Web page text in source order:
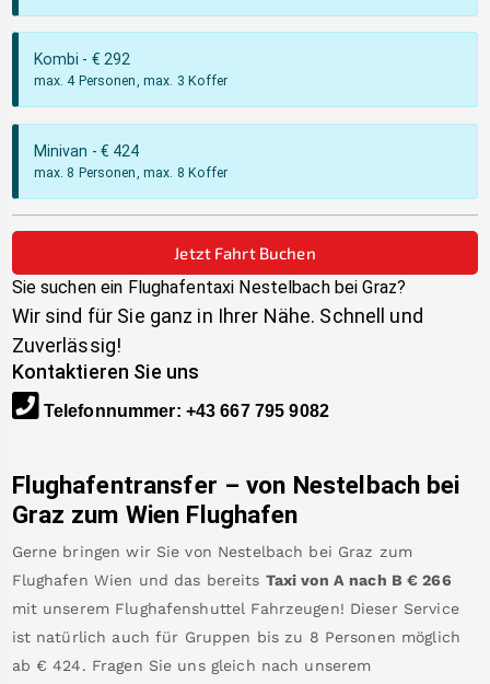
Kombi - € 292
max. 4 Personen, max. 3 Koffer
Minivan - € 424
max. 8 Personen, max. 8 Koffer
Jetzt Fahrt Buchen
Sie suchen ein Flughafentaxi Nestelbach bei Graz?
Wir sind für Sie ganz in Ihrer Nähe. Schnell und
Zuverlässig!
Kontaktieren Sie uns
Telefonnummer: +43 667 795 9082
Flughafentransfer – von Nestelbach bei
Graz zum Wien Flughafen
Gerne bringen wir Sie von Nestelbach bei Graz zum
Flughafen Wien und das bereits Taxi von A nach B €266
mit unserem Flughafenshuttel Fahrzeugen! Dieser Service
ist natürlich auch für Gruppen bis zu 8 Personen möglich
ab € 424. Fragen Sie uns gleich nach unserem